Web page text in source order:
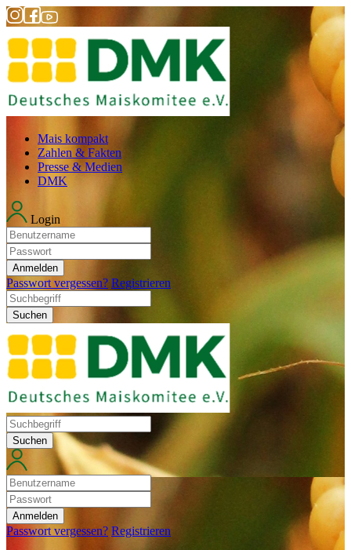
Mais kompakt
Zahlen & Fakten
Presse & Medien
DMK
Login
Anmelden
Passwort vergessen? Registrieren
Suchen
Suchen
Anmelden
Passwort vergessen? Registrieren